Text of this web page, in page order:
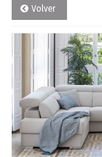
Volver